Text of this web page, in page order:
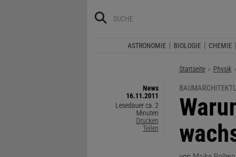
ASTRONOMIE BIOLOGIE CHEMIE
Startseite Physik
News
16.11.2011
Lesedauer ca. 2
Minuten
Drucken
Teilen
: